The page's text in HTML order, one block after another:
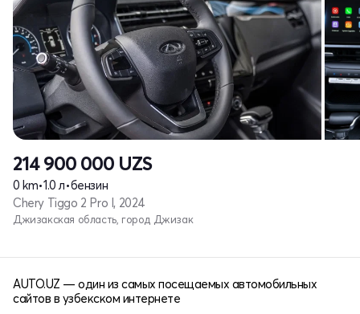
214 900 000 UZS
0 km•1.0 л•бензин
Chery Tiggo 2 Pro I, 2024
Джизакская область, город Джизак
AUTO.UZ — один из самых посещаемых автомобильных
сайтов в узбекском интернете